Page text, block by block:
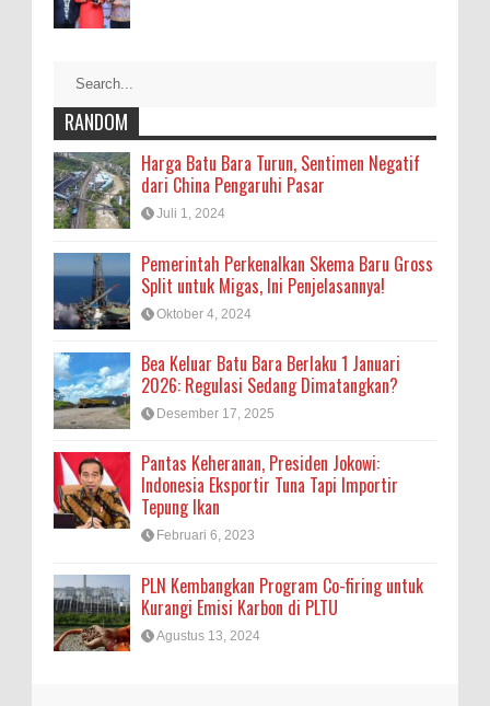
RANDOM
Harga Batu Bara Turun, Sentimen Negatif
dari China Pengaruhi Pasar
Juli 1, 2024
Pemerintah Perkenalkan Skema Baru Gross
Split untuk Migas, Ini Penjelasannya!
Oktober 4, 2024
Bea Keluar Batu Bara Berlaku 1 Januari
2026: Regulasi Sedang Dimatangkan?
Desember 17, 2025
Pantas Keheranan, Presiden Jokowi:
Indonesia Eksportir Tuna Tapi Importir
Tepung Ikan
Februari 6, 2023
PLN Kembangkan Program Co-firing untuk
Kurangi Emisi Karbon di PLTU
Agustus 13, 2024